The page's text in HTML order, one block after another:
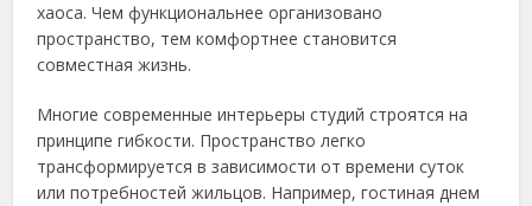
хаоса. Чем функциональнее организовано
пространство, тем комфортнее становится
совместная жизнь.
Многие современные интерьеры студий строятся на
принципе гибкости. Пространство легко
трансформируется в зависимости от времени суток
или потребностей жильцов. Например, гостиная днем